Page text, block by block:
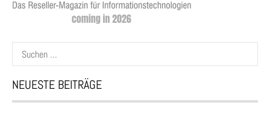
Suchen
nach:
NEUESTE BEITRÄGE